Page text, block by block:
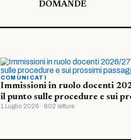
DOMANDE
COMUNICATI
Immissioni in ruolo docenti
il punto sulle procedure e sui
1 Luglio 2026 · 802 letture